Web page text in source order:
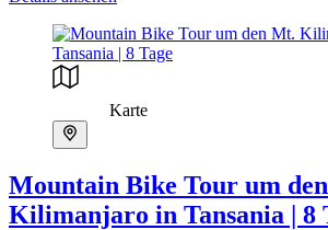
Karte
Mountain Bike Tour um
Kilimanjaro in Tansania | 8